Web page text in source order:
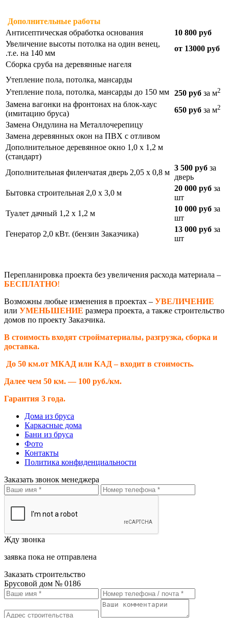
Дополнительные работы
Антисептическая обработка основания
10 800 руб
Увеличение высоты потолка на один венец,
.т.е. на 140 мм
от 13000 руб
Сборка сруба на деревянные нагеля
Утепление пола, потолка, мансарды
Утепление пола, потолка, мансарды до 150 мм 250 руб за м2
Замена вагонки на фронтонах на блок-хаус
(имитацию бруса)
650 руб за м2
Замена Ондулина на Металлочерепицу
Замена деревянных окон на ПВХ с отливом
Дополнительное деревянное окно 1,0 х 1,2 м
(стандарт)
Дополнительная филенчатая дверь 2,05 х 0,8 м
3 500 руб за
дверь
Бытовка строительная 2,0 х 3,0 м
20 000 руб за
шт
Туалет дачный 1,2 х 1,2 м
10 000 руб за
шт
Генератор 2,0 кВт. (бензин Заказчика)
13 000 руб за
шт
Перепланировка проекта без увеличения расхода материала –
БЕСПЛАТНО!
Возможны любые изменения в проектах – УВЕЛИЧЕНИЕ
или УМЕНЬШЕНИЕ размера проекта, а также строительство
домов по проекту Заказчика.
В стоимость входят стройматериалы, разгрузка, сборка и
доставка.
До 50 км.от МКАД или КАД – входит в стоимость.
Далее чем 50 км. — 100 руб./км.
Гарантия 3 года.
Дома из бруса
Каркасные дома
Бани из бруса
Фото
Контакты
Политика конфиденциальности
Заказать звонок менеджера
Жду звонка
заявка пока не отправлена
Заказать строительство
Брусовой дом № 0186